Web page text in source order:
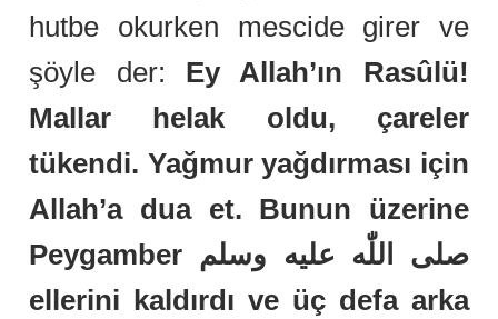
hutbe okurken mescide girer ve
şöyle der: Ey Allah’ın Rasûlü!
Mallar helak oldu, çareler
tükendi. Yağmur yağdırması için
Allah’a dua et. Bunun üzerine
Peygamber صلى اللّٰه عليه وسلم
ellerini kaldırdı ve üç defa arka